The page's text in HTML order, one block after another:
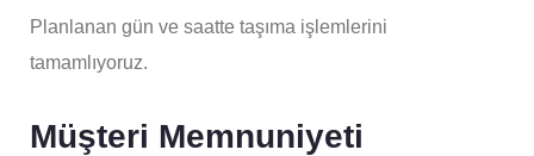
Planlanan gün ve saatte taşıma işlemlerini
tamamlıyoruz.
Müşteri Memnuniyeti